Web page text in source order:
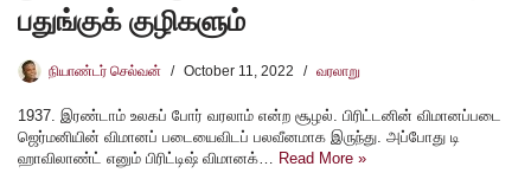
பதுங்குக் குழிகளும்
நியாண்டர் செல்வன் October 11, 2022 வரலாறு
1937. இரண்டாம் உலகப் போர் வரலாம் என்ற சூழல். பிரிட்டனின் விமானப்படை
ஜெர்மனியின் விமானப் படையைவிடப் பலவீனமாக இருந்து. அப்போது டி
ஹாவிலாண்ட் எனும் பிரிட்டிஷ் விமானக்… Read More »